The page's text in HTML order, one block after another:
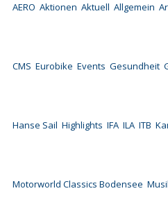
AERO Aktionen Aktuell Allgemein
CMS Eurobike Events Gesundheit
Hanse Sail Highlights IFA ILA ITB
Motorworld Classics Bodensee